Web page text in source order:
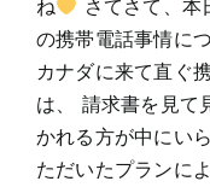
ね
さてさて、
の携帯電話事情に
カナダに来て直ぐ
は、 請求書を見て
かれる方が中にい
ただいたプランに